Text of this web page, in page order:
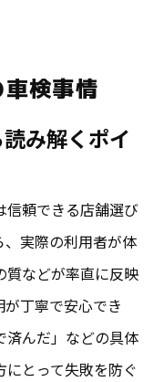
検事情
み解くポイ
信頼できる店舗選び
実際の利用者が体
質などが率直に反映
丁寧で安心でき
済んだ」などの具体
とって失敗を防ぐ